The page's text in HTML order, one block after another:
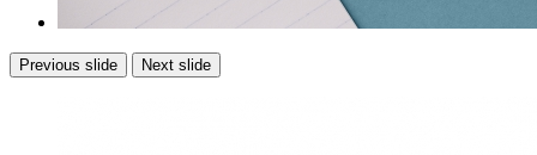
Previous slide Next slide